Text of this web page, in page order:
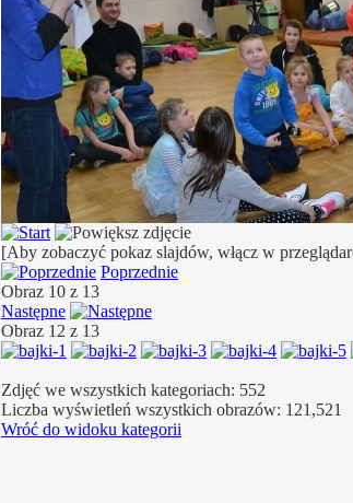
[Aby zobaczyć pokaz slajdów, włącz w
Poprzednie
Obraz 10 z 13
Następne
Obraz 12 z 13
Zdjęć we wszystkich kategoriach: 552
Liczba wyświetleń wszystkich obrazów: 121,521
Wróć do widoku kategorii